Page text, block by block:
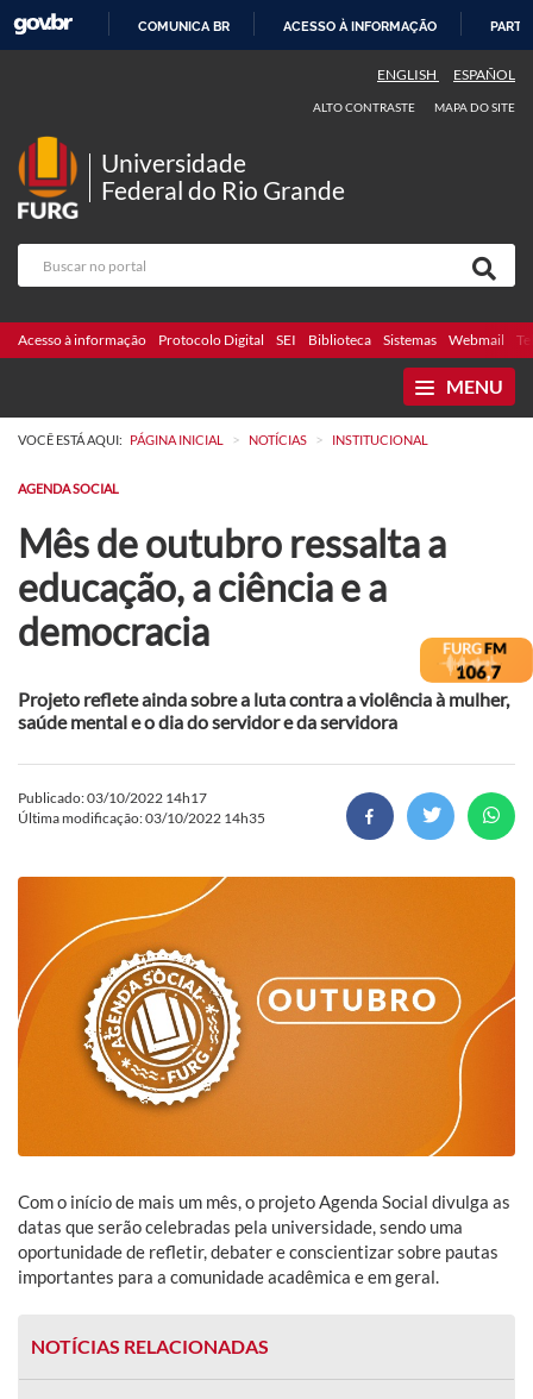
COMUNICA BR ACESSO À INFORMAÇÃO
ENGLISH ESPAÑOL
ALTO CONTRASTE MAPA DO SITE
Universidade
Federal do Rio Grande
Acesso à informação Protocolo Digital SEI Biblioteca Sistemas Webmail
MENU
VOCÊ ESTÁ AQUI: PÁGINA INICIAL > NOTÍCIAS > INSTITUCIONAL
AGENDA SOCIAL
Mês de outubro ressalta a
educação, a ciência e a
democracia
Projeto reflete ainda sobre a luta contra a violência à mulher,
saúde mental e o dia do servidor e da servidora
Publicado: 03/10/2022 14h17
Última modificação: 03/10/2022 14h35
Com o início de mais um mês, o projeto Agenda Social divulga as
datas que serão celebradas pela universidade, sendo uma
oportunidade de refletir, debater e conscientizar sobre pautas
importantes para a comunidade acadêmica e em geral.
NOTÍCIAS RELACIONADAS